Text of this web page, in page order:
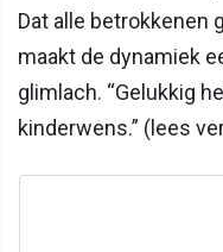
Dat alle betrokkenen
maakt de dynamiek
glimlach. “Gelukkig
kinderwens.” (lees